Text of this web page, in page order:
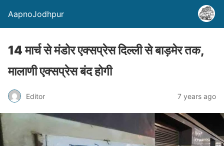
AapnoJodhpur
14 मार्च से मंडोर एक्सप्रेस दिल्ली से बाड़मेर तक,
मालाणी एक्सप्रेस बंद होगी
Editor 7 years ago